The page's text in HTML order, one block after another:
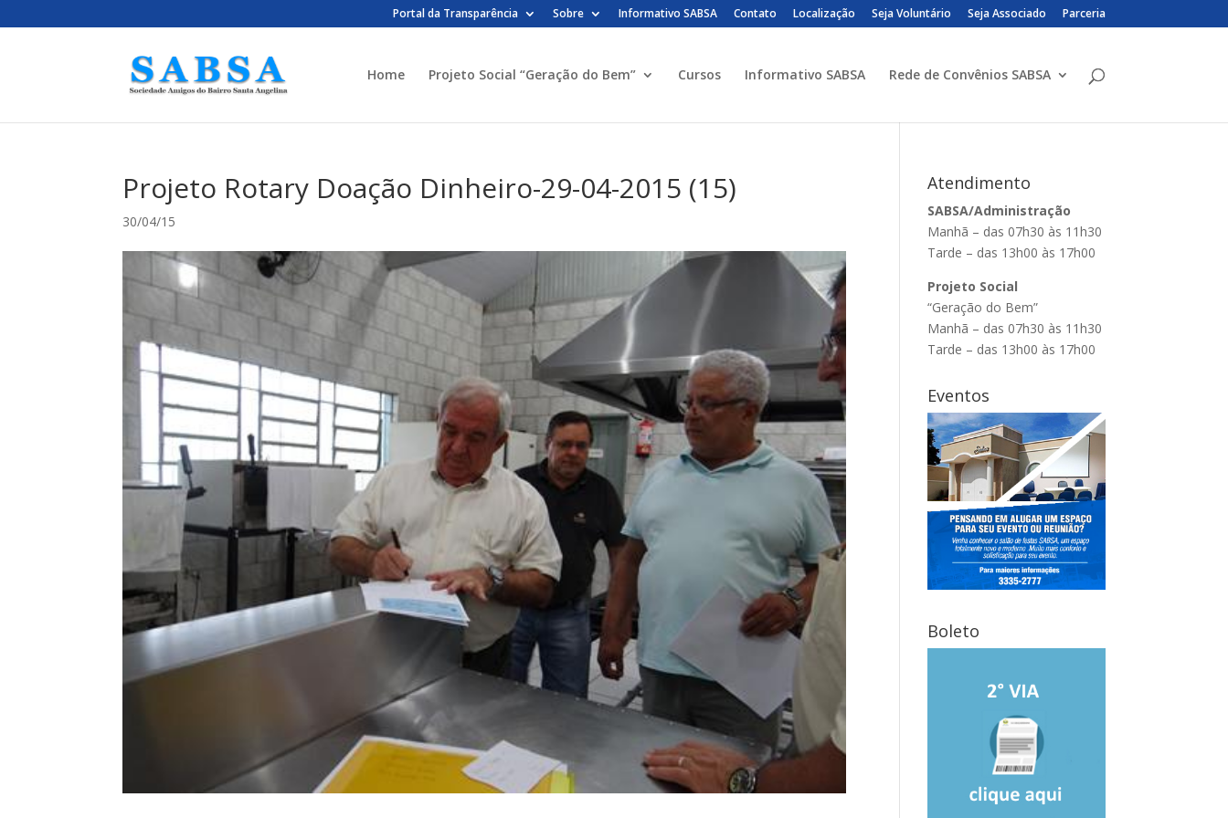
Portal da Transparência Sobre Informativo SABSA Contato Localização Seja Voluntário Seja Associado Parceria
Home Projeto Social “Geração do Bem” Cursos Informativo SABSA Rede de Convênios SABSA
Projeto Rotary Doação Dinheiro-29-04-2015 (15)
30/04/15
Atendimento
SABSA/Administração
Manhã – das 07h30 às 11h30
Tarde – das 13h00 às 17h00
Projeto Social
“Geração do Bem”
Manhã – das 07h30 às 11h30
Tarde – das 13h00 às 17h00
Eventos
Boleto